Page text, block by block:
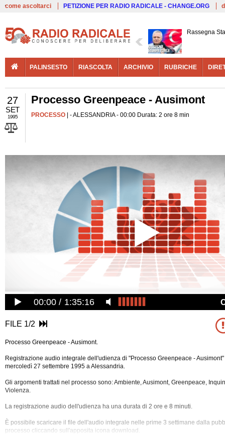
come ascoltarci PETIZIONE PER RADIO RADICALE - CHANGE.ORG
Rassegna
PALINSESTO RIASCOLTA ARCHIVIO RUBRICHE
27
SET
1995
Processo Greenpeace - Ausimont
PROCESSO | - ALESSANDRIA - 00:00 Durata: 2 ore 8 min
00:00 1:35:16
FILE 1/2
Processo Greenpeace - Ausimont.
Registrazione audio integrale dell'udienza di "Processo Greenpeace -
mercoledì 27 settembre 1995 a Alessandria.
Gli argomenti trattati nel processo sono: Ambiente, Ausimont, Greenpeace,
Violenza.
La registrazione audio dell'udienza ha una durata di 2 ore e 8 minuti.
È possibile scaricare il file dell'audio integrale nelle prime 3 settimane dalla
processo cliccando sull'apposita icona download.